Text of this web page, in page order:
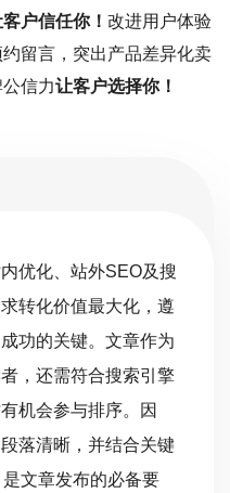
户信任你！ 改进用户体验
留言，突出产品差异化卖
信力让客户选择你！
优化、站外SEO及搜
转化价值最大化，遵
功的关键。文章作为
，还需符合搜索引擎
机会参与排序。因
落清晰，并结合关键
文章发布的必备要